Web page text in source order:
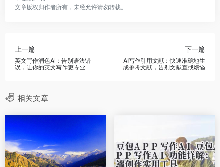
文章版权归作者所有，未经允许请勿转载。
上一篇
英文写作润色AI：告别语法错
误，让你的英文写作更专业
下一篇
AI写作引用文献：快速准确地生
成参考文献，告别文献查找烦恼
相关文章